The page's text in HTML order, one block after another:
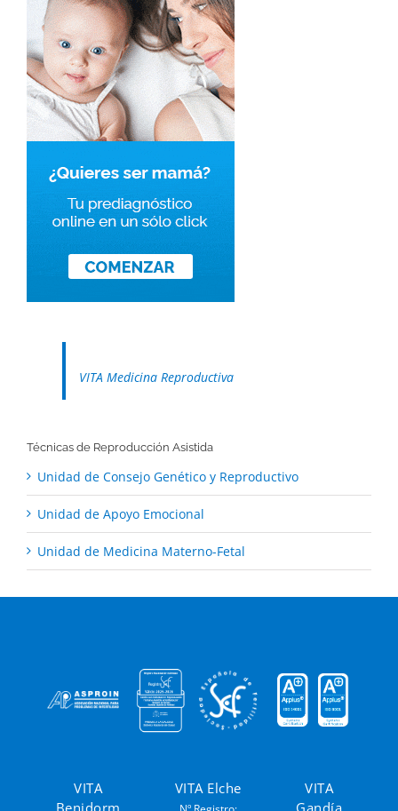
VITA Medicina Reproductiva
Técnicas de Reproducción Asistida
Unidad de Consejo Genético y Reproductivo
Unidad de Apoyo Emocional
Unidad de Medicina Materno-Fetal
VITA
Benidorm
VITA Elche
VITA
Gandía